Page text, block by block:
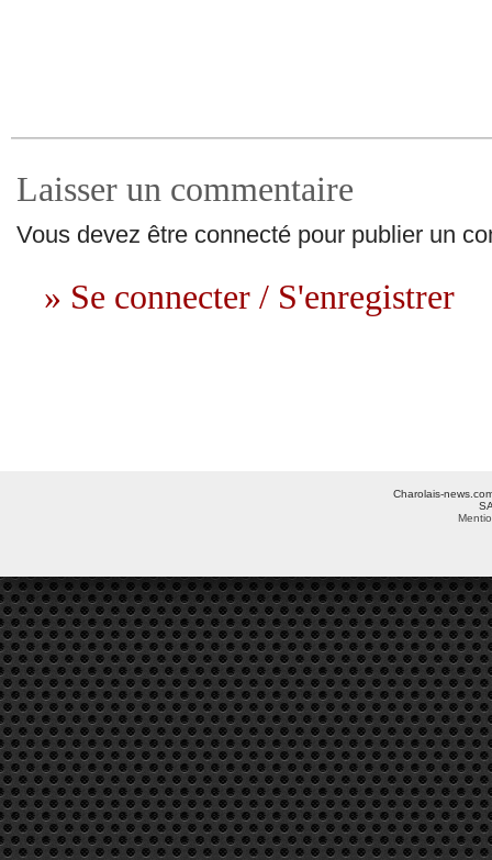
Laisser un commentaire
Vous devez être connecté pour publier un
» Se connecter / S'enregistrer
Charolais-